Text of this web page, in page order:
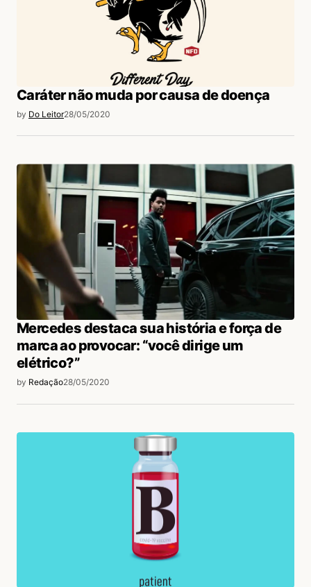
Caráter não muda por causa de doença
by Do Leitor28/05/2020
Mercedes destaca sua história e força de
marca ao provocar: “você dirige um
elétrico?”
by Redação28/05/2020